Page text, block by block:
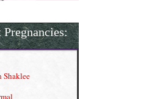
Cream
Shaklee